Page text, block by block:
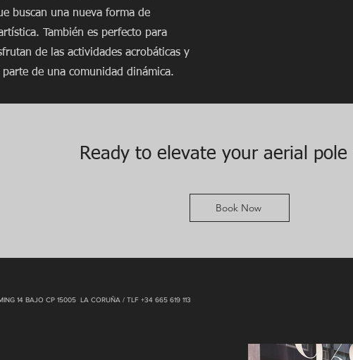
buscan una nueva forma de
También es perfecto para
de las actividades acrobáticas y
parte de una comunidad dinámica.
Ready to elevate your aerial pole
Book Now
14 BAJO CP 15005 LA CORUÑA / TLF +34 665 619 113